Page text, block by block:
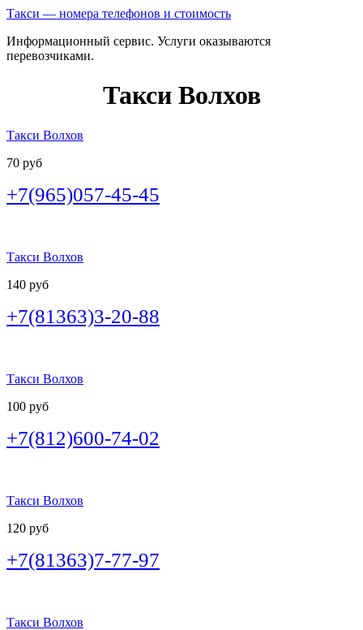
Такси — номера телефонов и стоимость
Информационный сервис. Услуги оказываются
перевозчиками.
Такси Волхов
Такси Волхов
70 руб
+7(965)057-45-45
Такси Волхов
140 руб
+7(81363)3-20-88
Такси Волхов
100 руб
+7(812)600-74-02
Такси Волхов
120 руб
+7(81363)7-77-97
Такси Волхов